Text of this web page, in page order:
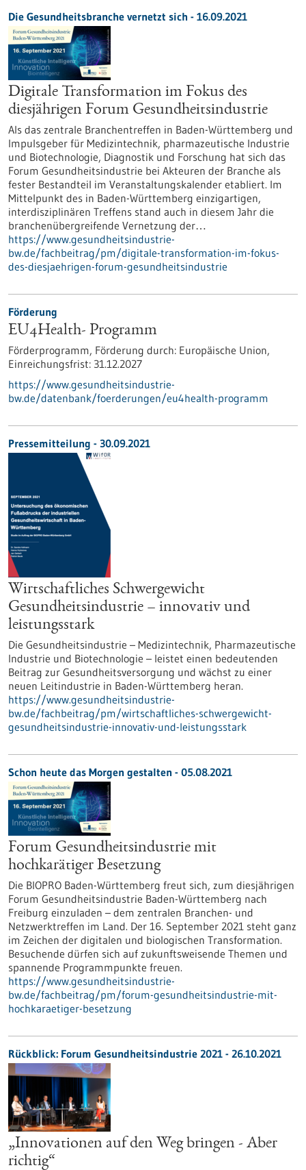
Die Gesundheitsbranche vernetzt sich - 16.09.2021
Digitale Transformation im Fokus des
diesjährigen Forum Gesundheitsindustrie
Als das zentrale Branchentreffen in Baden-Württemberg und
Impulsgeber für Medizintechnik, pharmazeutische Industrie
und Biotechnologie, Diagnostik und Forschung hat sich das
Forum Gesundheitsindustrie bei Akteuren der Branche als
fester Bestandteil im Veranstaltungskalender etabliert. Im
Mittelpunkt des in Baden-Württemberg einzigartigen,
interdisziplinären Treffens stand auch in diesem Jahr die
branchenübergreifende Vernetzung der…
https://www.gesundheitsindustrie-
bw.de/fachbeitrag/pm/digitale-transformation-im-fokus-
des-diesjaehrigen-forum-gesundheitsindustrie
Förderung
EU4Health- Programm
Förderprogramm, Förderung durch: Europäische Union,
Einreichungsfrist: 31.12.2027
https://www.gesundheitsindustrie-
bw.de/datenbank/foerderungen/eu4health-programm
Pressemitteilung - 30.09.2021
Wirtschaftliches Schwergewicht
Gesundheitsindustrie – innovativ und
leistungsstark
Die Gesundheitsindustrie – Medizintechnik, Pharmazeutische
Industrie und Biotechnologie – leistet einen bedeutenden
Beitrag zur Gesundheitsversorgung und wächst zu einer
neuen Leitindustrie in Baden-Württemberg heran.
https://www.gesundheitsindustrie-
bw.de/fachbeitrag/pm/wirtschaftliches-schwergewicht-
gesundheitsindustrie-innovativ-und-leistungsstark
Schon heute das Morgen gestalten - 05.08.2021
Forum Gesundheitsindustrie mit
hochkarätiger Besetzung
Die BIOPRO Baden-Württemberg freut sich, zum diesjährigen
Forum Gesundheitsindustrie Baden-Württemberg nach
Freiburg einzuladen – dem zentralen Branchen- und
Netzwerktreffen im Land. Der 16. September 2021 steht ganz
im Zeichen der digitalen und biologischen Transformation.
Besuchende dürfen sich auf zukunftsweisende Themen und
spannende Programmpunkte freuen.
https://www.gesundheitsindustrie-
bw.de/fachbeitrag/pm/forum-gesundheitsindustrie-mit-
hochkaraetiger-besetzung
Rückblick: Forum Gesundheitsindustrie 2021 - 26.10.2021
„Innovationen auf den Weg bringen - Aber
richtig“